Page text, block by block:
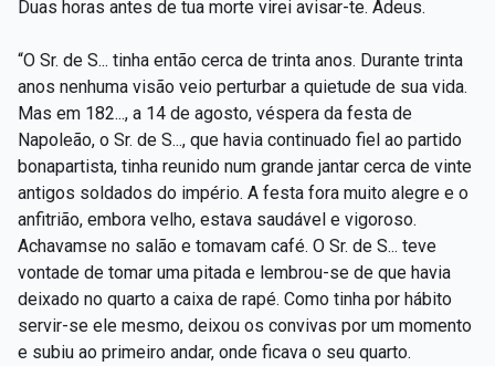
Duas horas antes de tua morte virei avisar-te. Adeus.
“O Sr. de S... tinha então cerca de trinta anos. Durante trinta
anos nenhuma visão veio perturbar a quietude de sua vida.
Mas em 182..., a 14 de agosto, véspera da festa de
Napoleão, o Sr. de S..., que havia continuado fiel ao partido
bonapartista, tinha reunido num grande jantar cerca de vinte
antigos soldados do império. A festa fora muito alegre e o
anfitrião, embora velho, estava saudável e vigoroso.
Achavamse no salão e tomavam café. O Sr. de S... teve
vontade de tomar uma pitada e lembrou-se de que havia
deixado no quarto a caixa de rapé. Como tinha por hábito
servir-se ele mesmo, deixou os convivas por um momento
e subiu ao primeiro andar, onde ficava o seu quarto.